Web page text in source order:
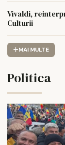
Vivaldi,
Culturii
MAI MULTE
Politica